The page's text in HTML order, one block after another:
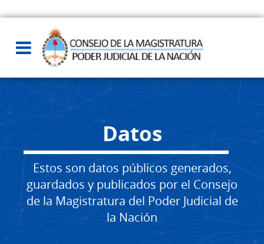
Datos
Estos son datos públicos generados,
guardados y publicados por el Consejo
de la Magistratura del Poder Judicial de
la Nación